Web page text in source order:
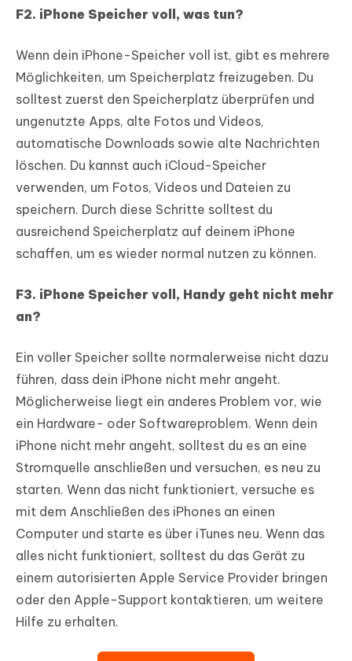
F2. iPhone Speicher voll, was tun?
Wenn dein iPhone-Speicher voll ist, gibt es mehrere
Möglichkeiten, um Speicherplatz freizugeben. Du
solltest zuerst den Speicherplatz überprüfen und
ungenutzte Apps, alte Fotos und Videos,
automatische Downloads sowie alte Nachrichten
löschen. Du kannst auch iCloud-Speicher
verwenden, um Fotos, Videos und Dateien zu
speichern. Durch diese Schritte solltest du
ausreichend Speicherplatz auf deinem iPhone
schaffen, um es wieder normal nutzen zu können.
F3. iPhone Speicher voll, Handy geht nicht mehr
an?
Ein voller Speicher sollte normalerweise nicht dazu
führen, dass dein iPhone nicht mehr angeht.
Möglicherweise liegt ein anderes Problem vor, wie
ein Hardware- oder Softwareproblem. Wenn dein
iPhone nicht mehr angeht, solltest du es an eine
Stromquelle anschließen und versuchen, es neu zu
starten. Wenn das nicht funktioniert, versuche es
mit dem Anschließen des iPhones an einen
Computer und starte es über iTunes neu. Wenn das
alles nicht funktioniert, solltest du das Gerät zu
einem autorisierten Apple Service Provider bringen
oder den Apple-Support kontaktieren, um weitere
Hilfe zu erhalten.